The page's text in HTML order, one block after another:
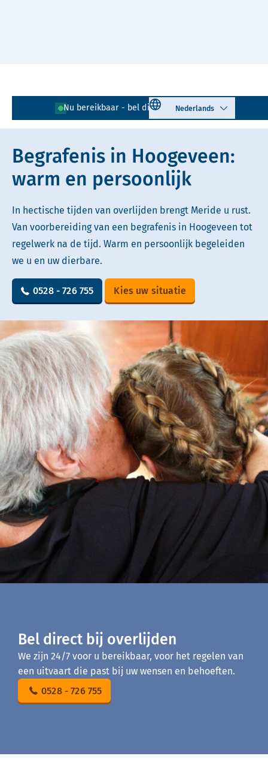
Nu bereikbaar - bel direct! 0528 - 726 755
Select language
Lees voor Uitleg woorden
Simpele tekst
Begrafenis in Hoogeveen:
warm en persoonlijk
In hectische tijden van overlijden brengt Meride u rust.
Van voorbereiding van een begrafenis in Hoogeveen tot
regelwerk na de tijd. Warm en persoonlijk begeleiden
we u en uw dierbare.
0528 - 726 755 Kies uw situatie
Bel direct bij overlijden
We zijn 24/7 voor u bereikbaar, voor het regelen van
een uitvaart die past bij uw wensen en behoeften.
0528 - 726 755